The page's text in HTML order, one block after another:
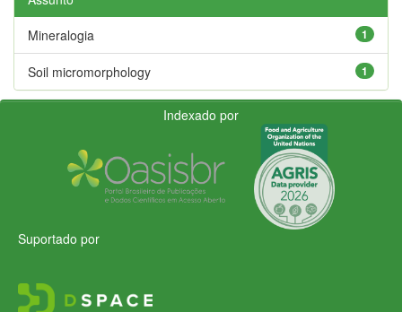
1
Mineralogia
1
Soil micromorphology
Indexado por
Suportado por